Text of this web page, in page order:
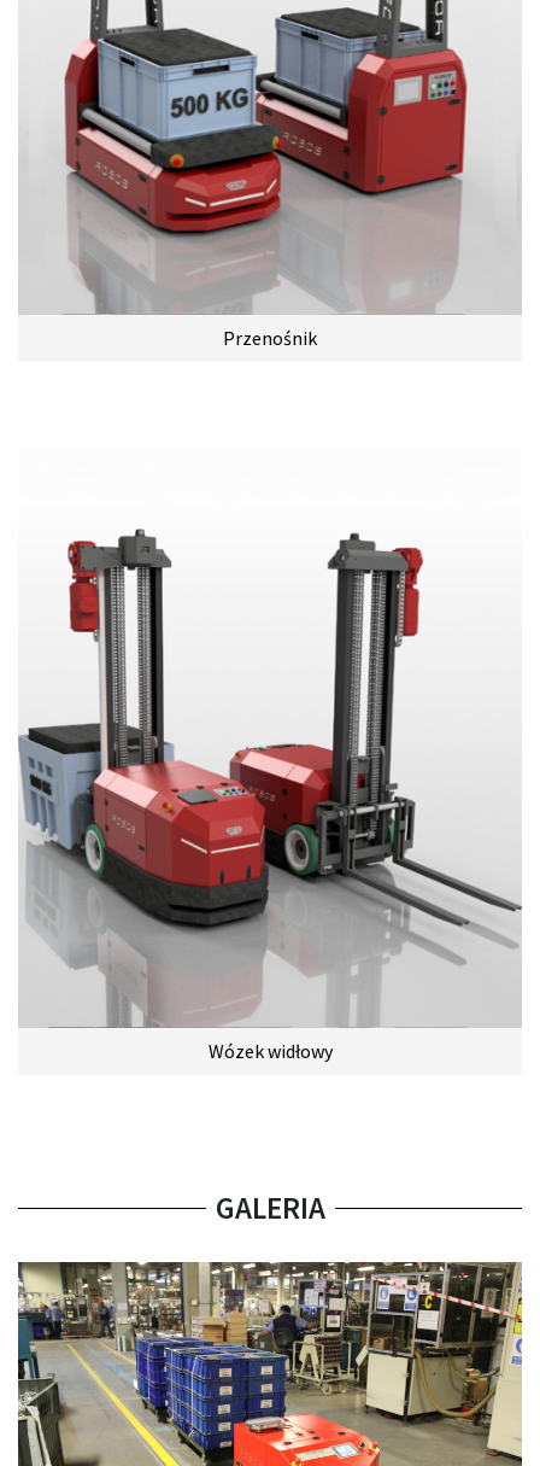
Przenośnik
Wózek widłowy
GALERIA